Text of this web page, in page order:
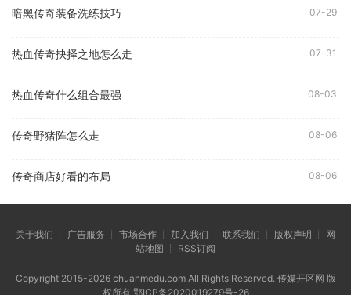
暗黑传奇装备洗练技巧 07-29
热血传奇抉择之地怎么走 07-31
热血传奇什么组合最强 08-03
传奇野猪阵怎么走 08-06
传奇商店好看的布局 08-06
关于我们 ┊ 广告服务 ┊ 市场合作 ┊ 加入我们 ┊ 联系我们 ┊ 版权声明 ┊ 网
站地图 ┊ RSS订阅
Copyright 2015-2026 chuanmedu.com All Rights Reserved. 传媒开区网 版
权所有 鄂ICP备2020019279号-26